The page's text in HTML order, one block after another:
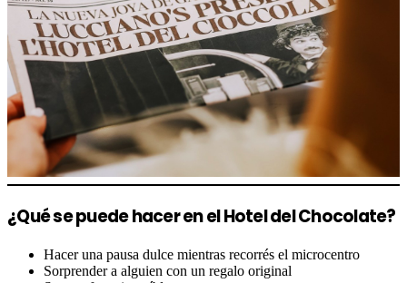
¿Qué se puede hacer en el Hotel del Chocolate?
Hacer una pausa dulce mientras recorrés el microcentro
Sorprender a alguien con un regalo original